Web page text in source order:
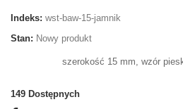
Indeks: wst-baw-15-jamnik
Stan: Nowy produkt
szerokość 15 mm, wzór
149 Dostępnych